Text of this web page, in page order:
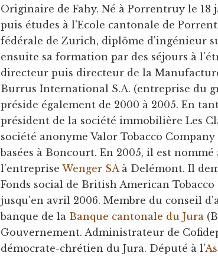
Originaire de Fahy. Né à Porrentruy le 18
puis études à l'Ecole cantonale de
fédérale de Zurich, diplôme d'ingénieur
ensuite sa formation par des séjours à
directeur puis directeur de la
Burrus International S.A. (entreprise du
préside également de 2000 à 2005. En
président de la société immobilière Les
société anonyme Valor Tobacco
basées à Boncourt. En 2005, il est
l'entrepriseWenger SA à Delémont. Il
Fonds social de British American
jusqu'en avril 2006. Membre du conseil
banque de la Banque cantonale du Jura
Gouvernement. Administrateur de
démocrate-chrétien du Jura. Député à l'